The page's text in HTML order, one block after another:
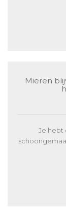
Mieren
Je hebt